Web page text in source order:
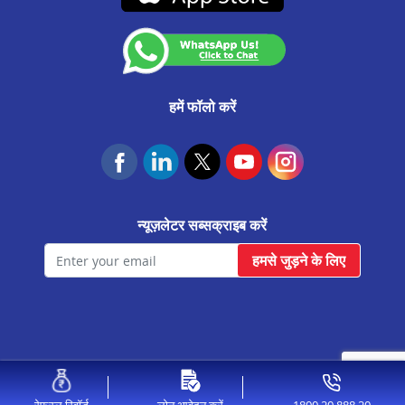
जयपुर कलवार रोड मे प्रॉपर्टी पर लोन
उदयपुरवाटी मे प्रॉपर्टी पर लोन
राजगढ़ मे प्रॉपर्टी पर लोन
जयपुर ढेर का बालाजी मे प्रॉपर्टी पर लोन
फतेहनगर मे प्रॉपर्टी पर लोन
मालपुरा मे प्रॉपर्टी पर लोन
बगरू मे प्रॉपर्टी पर लोन
कोलायत मे प्रॉपर्टी पर लोन
जयपुर राजा पार्क मे प्रॉपर्टी पर लोन
हमें फॉलो करें
न्यूज़लेटर सब्सक्राइब करें
हमसे जुड़ने के लिए
© 2026 Aavas Financiers Ltd, All Rights Reserved.